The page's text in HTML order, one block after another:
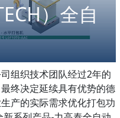
）全自
组织技术团队经过2年的
终决定延续具有优势的德
产的实际需求优化打包功